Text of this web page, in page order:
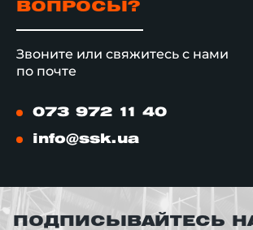
ВОПРОСЫ?
Звоните или свяжитесь с нами
по почте
073 972 11 40
info@ssk.ua
ПОДПИСЫВАЙТЕСЬ